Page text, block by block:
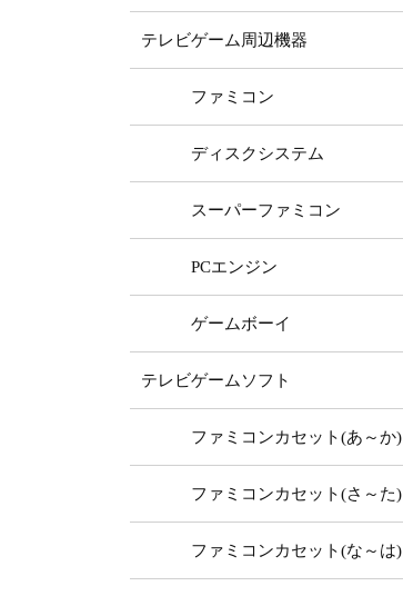
テレビゲーム周辺機器
ファミコン
ディスクシステム
スーパーファミコン
PCエンジン
ゲームボーイ
テレビゲームソフト
ファミコンカセット(あ～か)
ファミコンカセット(さ～た)
ファミコンカセット(な～は)